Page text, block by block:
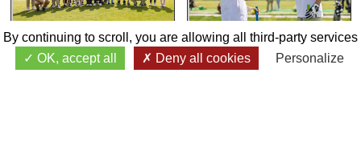
By continuing to scroll, you are allowing all third-party services
OK, accept all
Deny all cookies Personalize